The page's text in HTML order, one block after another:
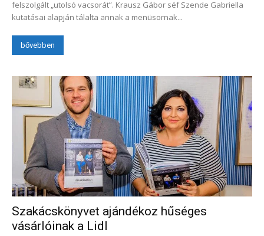
felszolgált „utolsó vacsorát”. Krausz Gábor séf Szende Gabriella
kutatásai alapján tálalta annak a menüsornak...
bővebben
Szakácskönyvet ajándékoz hűséges
vásárlóinak a Lidl